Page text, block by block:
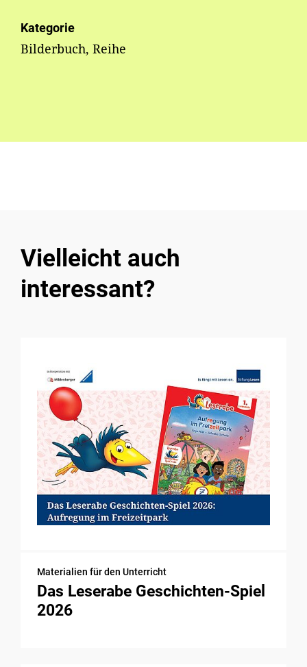
Kategorie
Bilderbuch, Reihe
Vielleicht auch
interessant?
Materialien für den Unterricht
Das Leserabe Geschichten-Spiel
2026